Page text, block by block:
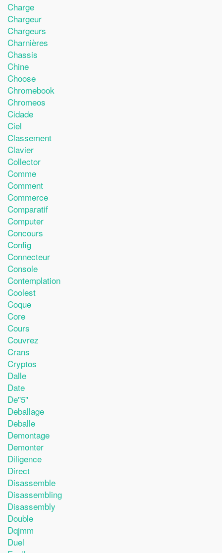
Charge
Chargeur
Chargeurs
Charnières
Chassis
Chine
Choose
Chromebook
Chromeos
Cidade
Ciel
Classement
Clavier
Collector
Comme
Comment
Commerce
Comparatif
Computer
Concours
Config
Connecteur
Console
Contemplation
Coolest
Coque
Core
Cours
Couvrez
Crans
Cryptos
Dalle
Date
De''5''
Deballage
Deballe
Demontage
Demonter
Diligence
Direct
Disassemble
Disassembling
Disassembly
Double
Dqjmm
Duel